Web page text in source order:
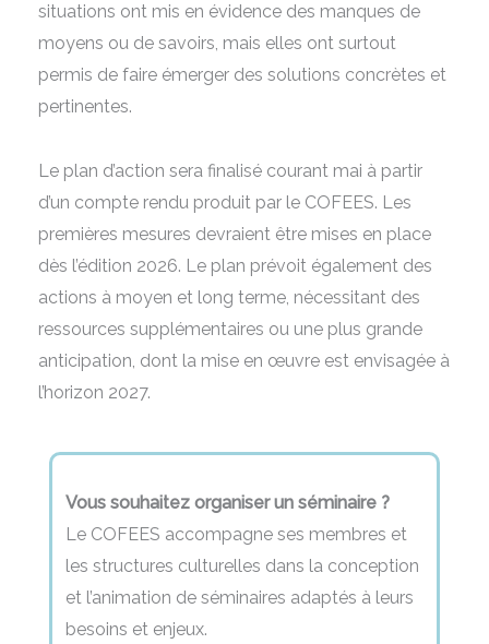
situations ont mis en évidence des manques de
moyens ou de savoirs, mais elles ont surtout
permis de faire émerger des solutions concrètes et
pertinentes.
Le plan d’action sera finalisé courant mai à partir
d’un compte rendu produit par le COFEES. Les
premières mesures devraient être mises en place
dès l’édition 2026. Le plan prévoit également des
actions à moyen et long terme, nécessitant des
ressources supplémentaires ou une plus grande
anticipation, dont la mise en œuvre est envisagée à
l’horizon 2027.
Vous souhaitez organiser un séminaire ?
Le COFEES accompagne ses membres et
les structures culturelles dans la conception
et l’animation de séminaires adaptés à leurs
besoins et enjeux.